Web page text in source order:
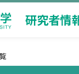
研究者情